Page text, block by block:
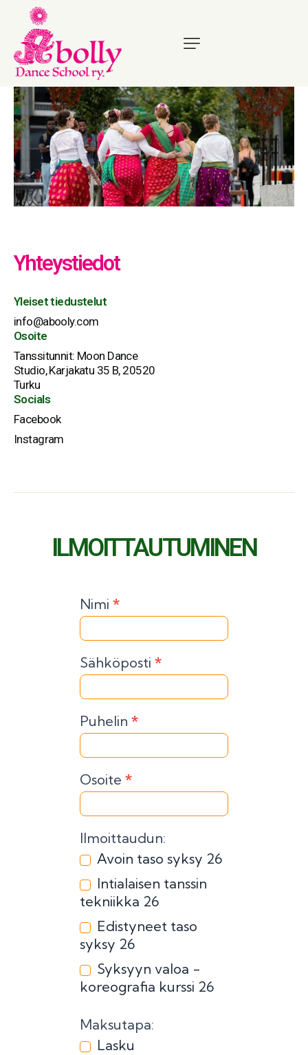
Yhteystiedot
Yleiset tiedustelut
info@abooly.com
Osoite
Tanssitunnit: Moon Dance
Studio, Karjakatu 35 B, 20520
Turku
Socials
Facebook
Instagram
ILMOITTAUTUMINEN
Contact
Us
Nimi *
Sähköposti *
Puhelin *
Osoite *
Ilmoittaudun:
Avoin taso syksy 26
Intialaisen tanssin
tekniikka 26
Edistyneet taso
syksy 26
Syksyyn valoa -
koreografia kurssi 26
Maksutapa:
Lasku